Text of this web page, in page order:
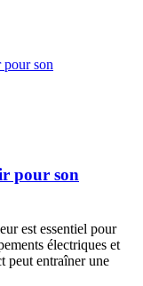
pour son
est essentiel pour
électriques et
peut entraîner une